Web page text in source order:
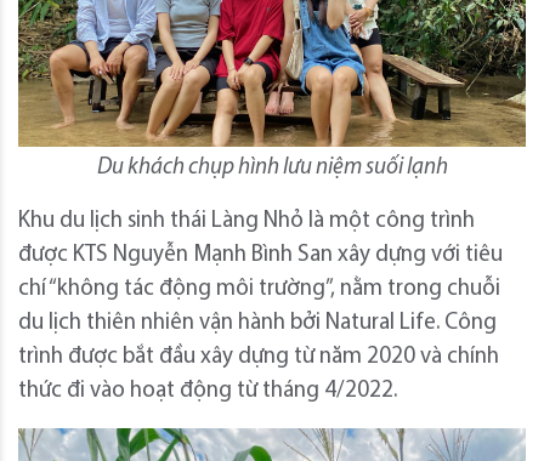
Du khách chụp hình lưu niệm suối lạnh
Khu du lịch sinh thái Làng Nhỏ là một công trình
được KTS Nguyễn Mạnh Bình San xây dựng với tiêu
chí “không tác động môi trường”, nằm trong chuỗi
du lịch thiên nhiên vận hành bởi Natural Life. Công
trình được bắt đầu xây dựng từ năm 2020 và chính
thức đi vào hoạt động từ tháng 4/2022.